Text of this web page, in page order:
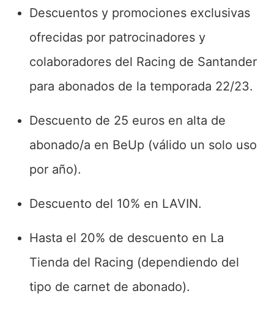
Descuentos y promociones exclusivas
ofrecidas por patrocinadores y
colaboradores del Racing de Santander
para abonados de la temporada 22/23.
Descuento de 25 euros en alta de
abonado/a en BeUp (válido un solo uso
por año).
Descuento del 10% en LAVIN.
Hasta el 20% de descuento en La
Tienda del Racing (dependiendo del
tipo de carnet de abonado).